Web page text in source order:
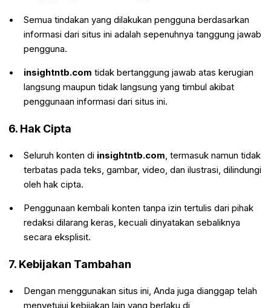
Semua tindakan yang dilakukan pengguna berdasarkan
informasi dari situs ini adalah sepenuhnya tanggung jawab
pengguna.
insightntb.com tidak bertanggung jawab atas kerugian
langsung maupun tidak langsung yang timbul akibat
penggunaan informasi dari situs ini.
6. Hak Cipta
Seluruh konten di insightntb.com, termasuk namun tidak
terbatas pada teks, gambar, video, dan ilustrasi, dilindungi
oleh hak cipta.
Penggunaan kembali konten tanpa izin tertulis dari pihak
redaksi dilarang keras, kecuali dinyatakan sebaliknya
secara eksplisit.
7. Kebijakan Tambahan
Dengan menggunakan situs ini, Anda juga dianggap telah
menyetujui kebijakan lain yang berlaku di